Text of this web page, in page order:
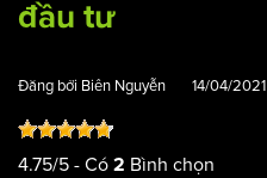
đầu tư
Đăng bởi Biên Nguyễn 14/04/2021
4.75/5 - Có 2 Bình chọn